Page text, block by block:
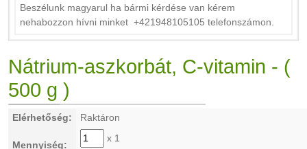
Beszélunk magyarul ha bármi kérdése van kérem
nehabozzon hívni minket +421948105105 telefonszámon.
Nátrium-aszkorbát, C-vitamin - (
500 g )
Elérhetőség: Raktáron
Mennyiség:
x 1